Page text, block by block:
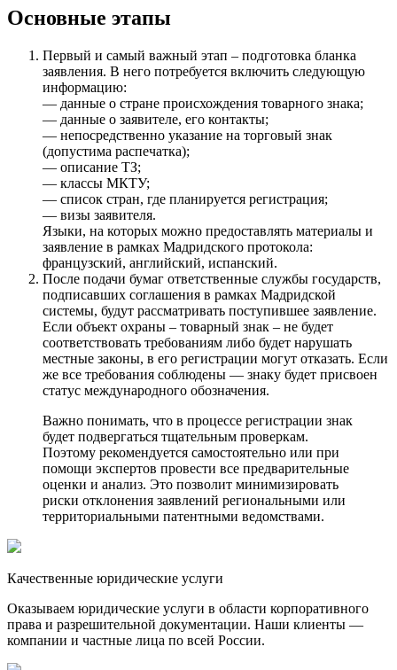
Основные этапы
Первый и самый важный этап – подготовка бланка
заявления. В него потребуется включить следующую
информацию:
— данные о стране происхождения товарного знака;
— данные о заявителе, его контакты;
— непосредственно указание на торговый знак
(допустима распечатка);
— описание ТЗ;
— классы МКТУ;
— список стран, где планируется регистрация;
— визы заявителя.
Языки, на которых можно предоставлять материалы и
заявление в рамках Мадридского протокола:
французский, английский, испанский.
После подачи бумаг ответственные службы государств,
подписавших соглашения в рамках Мадридской
системы, будут рассматривать поступившее заявление.
Если объект охраны – товарный знак – не будет
соответствовать требованиям либо будет нарушать
местные законы, в его регистрации могут отказать. Если
же все требования соблюдены — знаку будет присвоен
статус международного обозначения.
Важно понимать, что в процессе регистрации знак
будет подвергаться тщательным проверкам.
Поэтому рекомендуется самостоятельно или при
помощи экспертов провести все предварительные
оценки и анализ. Это позволит минимизировать
риски отклонения заявлений региональными или
территориальными патентными ведомствами.
Качественные юридические услуги
Оказываем юридические услуги в области корпоративного
права и разрешительной документации. Наши клиенты —
компании и частные лица по всей России.